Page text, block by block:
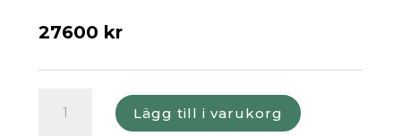
27600 kr
Amanda
Lägg till i varukorg